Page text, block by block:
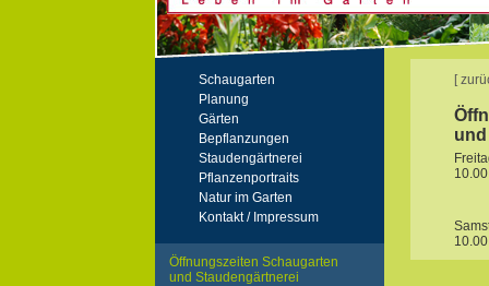
Schaugarten
Planung
Gärten
Bepflanzungen
Staudengärtnerei
Pflanzenportraits
Natur im Garten
Kontakt / Impressum
Öffnungszeiten Schaugarten
und Staudengärtnerei
[